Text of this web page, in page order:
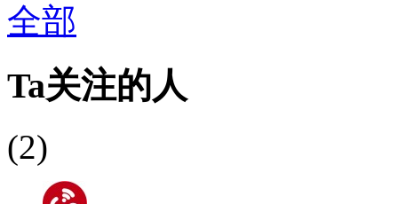
全部
Ta关注的人
(2)